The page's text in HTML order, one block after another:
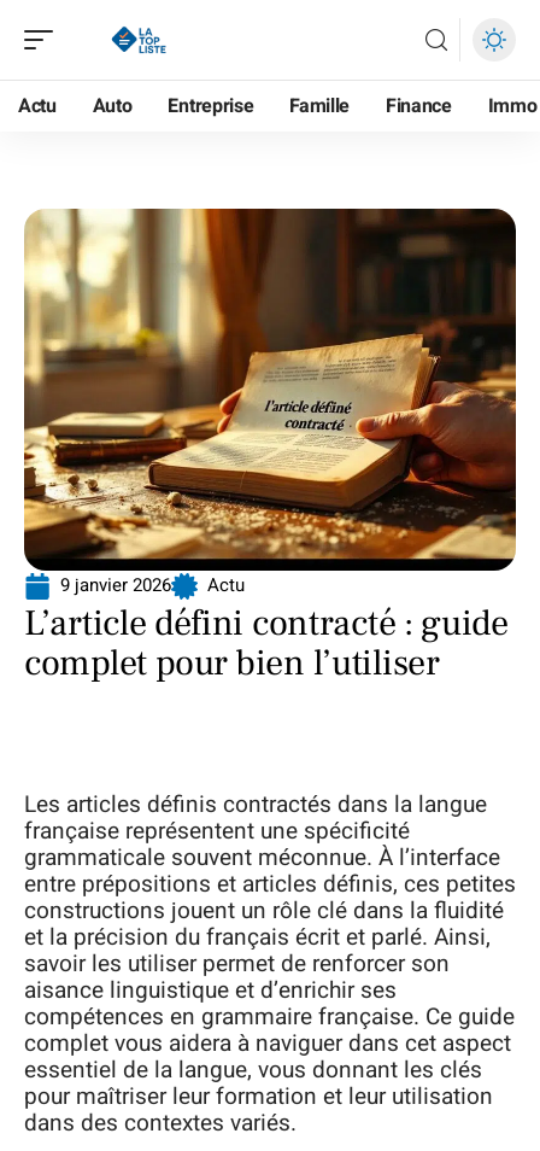
Actu Auto Entreprise Famille Finance Immo
9 janvier 2026 Actu
L’article défini contracté : guide
complet pour bien l’utiliser
Les articles définis contractés dans la langue
française représentent une spécificité
grammaticale souvent méconnue. À l’interface
entre prépositions et articles définis, ces petites
constructions jouent un rôle clé dans la fluidité
et la précision du français écrit et parlé. Ainsi,
savoir les utiliser permet de renforcer son
aisance linguistique et d’enrichir ses
compétences en grammaire française. Ce guide
complet vous aidera à naviguer dans cet aspect
essentiel de la langue, vous donnant les clés
pour maîtriser leur formation et leur utilisation
dans des contextes variés.